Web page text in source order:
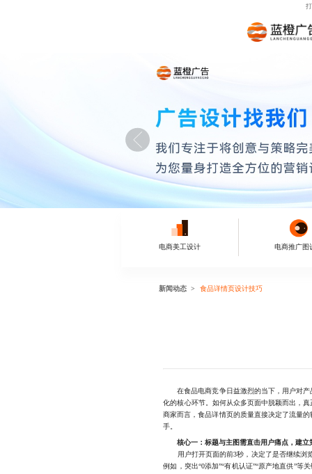
电商美工设计 电商推广图
新闻动态 食品详情页设计技巧
在食品电商竞争日益激烈的当下，用户对产
化的核心环节。如何从众多页面中脱颖而出，
商家而言，食品详情页的质量直接决定了流量
手。
核心一：标题与主图需直击用户痛点，建立
用户打开页面的前3秒，决定了是否继续浏览
例如，突出“0添加”“有机认证”“原产地直供”